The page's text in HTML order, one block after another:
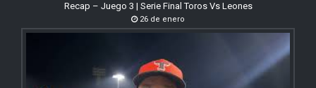
Recap – Juego 3 | Serie Final Toros Vs Leones
26 de enero